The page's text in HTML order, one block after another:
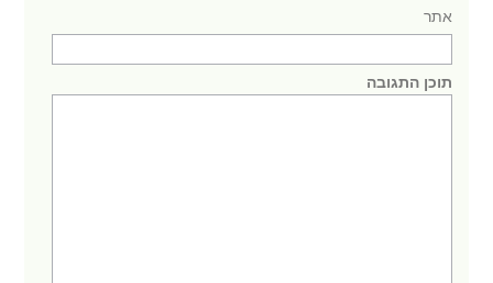
אתר
תוכן התגובה